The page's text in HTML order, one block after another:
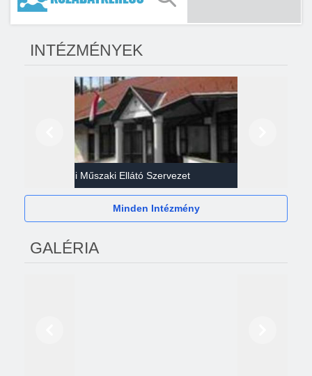
INTÉZMÉNYEK
Gazdasági Műszaki Ellátó Szervezet
Minden Intézmény
GALÉRIA